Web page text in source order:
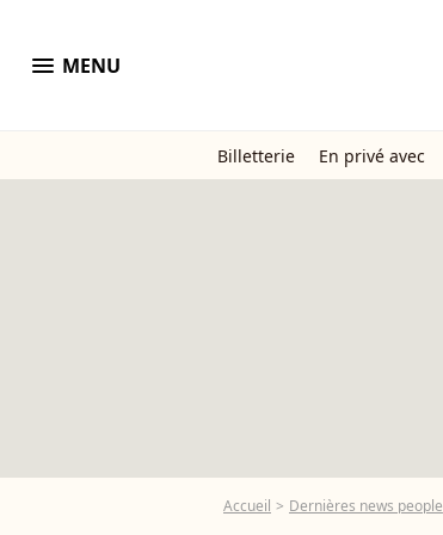
menu MENU
Billetterie En privé avec
Accueil Dernières news people